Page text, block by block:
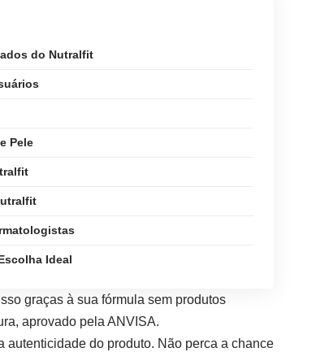
do Nutralfit
Pele
Ideal
graças à sua fórmula sem produtos
aprovado pela ANVISA.
autenticidade do produto. Não perca a chance